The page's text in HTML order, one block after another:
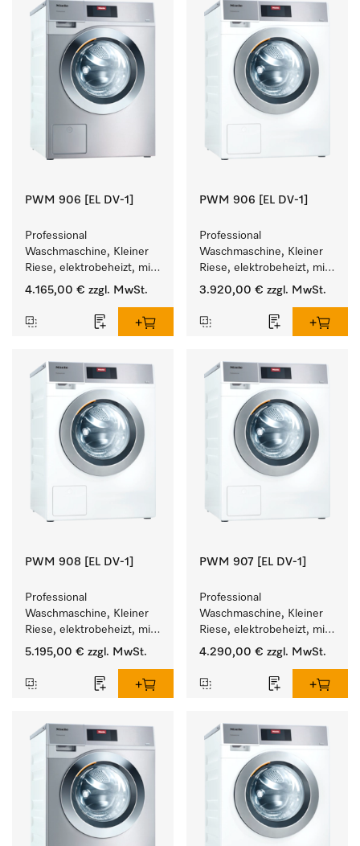
PWM 906 [EL DV-1]
Professional
Waschmaschine, Kleiner
Riese, elektrobeheizt, mit
Ablaufventil und
Programmen.
Leistung 6 kg  in 49 min .
4.165,00 € zzgl. MwSt.
PWM 906 [EL DV-1]
Professional
Waschmaschine, Kleiner
Riese, elektrobeheizt, mit
Ablaufventil und
Programmen.
Leistung 6 kg  in 49 min .
3.920,00 € zzgl. MwSt.
PWM 908 [EL DV-1]
Professional
Waschmaschine, Kleiner
Riese, elektrobeheizt, mit
Ablaufventil und
Programmen.
Leistung 8 kg  in 49 min .
5.195,00 € zzgl. MwSt.
PWM 907 [EL DV-1]
Professional
Waschmaschine, Kleiner
Riese, elektrobeheizt, mit
Ablaufventil und
Programmen.
Leistung 7 kg  in 49 min .
4.290,00 € zzgl. MwSt.